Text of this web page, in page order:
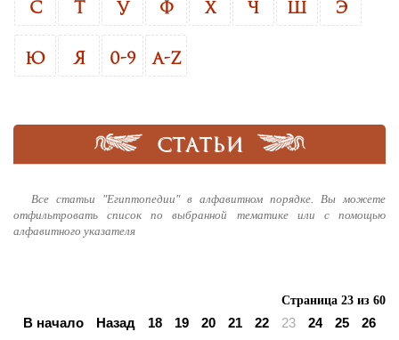
С У Ф Х Ч Э
Ю Я 0-9 A-Z
СТАТЬИ
Все статьи "Египтопедии" в алфавитном порядке. Вы можете
отфильтровать список по выбранной тематике или с помощью
алфавитного указателя
Страница 23 из 60
В начало Назад 18 19 20 21 22 23 24 25
26